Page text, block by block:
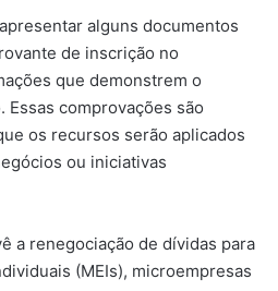
alguns documentos
de inscrição no
que demonstrem o
comprovações são
os recursos serão aplicados
ou iniciativas
a renegociação de dívidas para
(MEIs), microempresas